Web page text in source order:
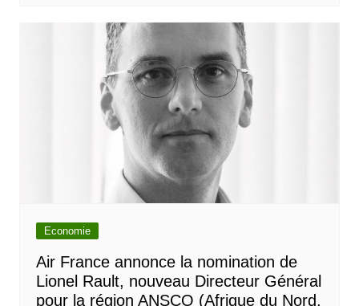
Economie
Air France annonce la nomination de
Lionel Rault, nouveau Directeur Général
pour la région ANSCO (Afrique du Nord,